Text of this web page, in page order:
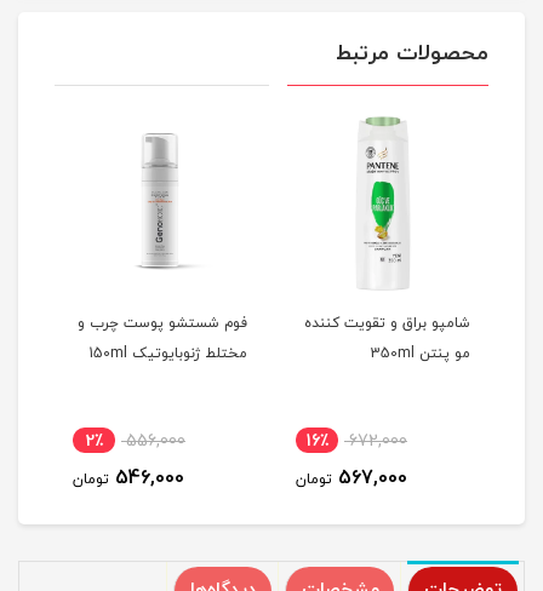
محصولات مرتبط
شامپو براق و تقویت کننده
مو پنتن 350ml
672,000 16٪
567,000 تومان
فوم شستشو پوست چرب و
مختلط ژنوبایوتیک 150ml
556,000 2٪
546,000 تومان